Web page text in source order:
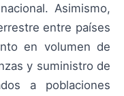
Asimismo,
entre países
en volumen de
y suministro de
a poblaciones